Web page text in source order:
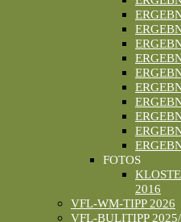
FOTOS
2016
VFL-WM-TIPP 2026
VFL-BULITIPP